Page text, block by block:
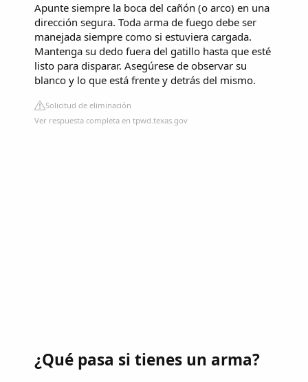
Apunte siempre la boca del cañón (o arco) en una
dirección segura. Toda arma de fuego debe ser
manejada siempre como si estuviera cargada.
Mantenga su dedo fuera del gatillo hasta que esté
listo para disparar. Asegúrese de observar su
blanco y lo que está frente y detrás del mismo.
Solicitud de eliminación
Ver respuesta completa en tpwd.texas.gov
¿Qué pasa si tienes un arma?